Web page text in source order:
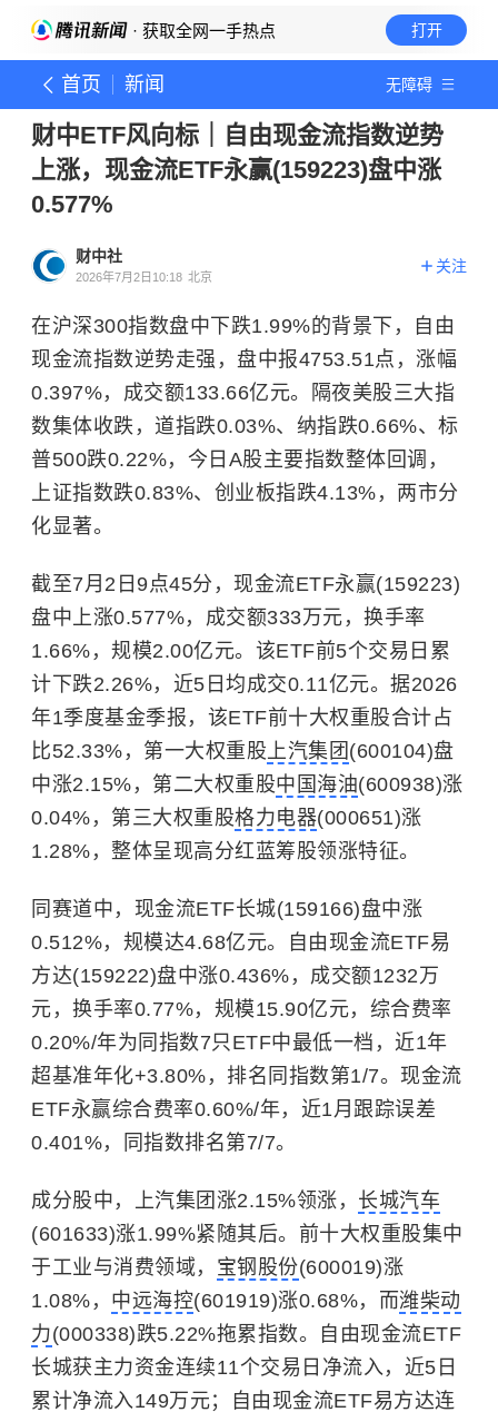
· 获取全网一手热点 打开
首页 新闻 无障碍
财中ETF风向标｜自由现金流指数逆势
上涨，现金流ETF永赢(159223)盘中涨
0.577%
财中社
2026年7月2日10:18 北京
关注
在沪深300指数盘中下跌1.99%的背景下，自由
现金流指数逆势走强，盘中报4753.51点，涨幅
0.397%，成交额133.66亿元。隔夜美股三大指
数集体收跌，道指跌0.03%、纳指跌0.66%、标
普500跌0.22%，今日A股主要指数整体回调，
上证指数跌0.83%、创业板指跌4.13%，两市分
化显著。
截至7月2日9点45分，现金流ETF永赢(159223)
盘中上涨0.577%，成交额333万元，换手率
1.66%，规模2.00亿元。该ETF前5个交易日累
计下跌2.26%，近5日均成交0.11亿元。据2026
年1季度基金季报，该ETF前十大权重股合计占
比52.33%，第一大权重股上汽集团 (600104)盘
中涨2.15%，第二大权重股中国海油(600938)涨
0.04%，第三大权重股格力电器(000651)涨
1.28%，整体呈现高分红蓝筹股领涨特征。
同赛道中，现金流ETF长城(159166)盘中涨
0.512%，规模达4.68亿元。自由现金流ETF易
方达(159222)盘中涨0.436%，成交额1232万
元，换手率0.77%，规模15.90亿元，综合费率
0.20%/年为同指数7只ETF中最低一档，近1年
超基准年化+3.80%，排名同指数第1/7。现金流
ETF永赢综合费率0.60%/年，近1月跟踪误差
0.401%，同指数排名第7/7。
成分股中，上汽集团涨2.15%领涨， 长城汽车
(601633)涨1.99%紧随其后。前十大权重股集中
于工业与消费领域， 宝钢股份(600019)涨
1.08%， 中远海控(601919)涨0.68%，而潍柴动
力(000338)跌5.22%拖累指数。自由现金流ETF
长城获主力资金连续11个交易日净流入，近5日
累计净流入149万元；自由现金流ETF易方达连